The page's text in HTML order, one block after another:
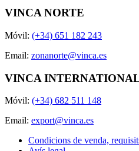
VINCA NORTE
Móvil: (+34) 651 182 243
Email: zonanorte@vinca.es
VINCA
Móvil: (+34) 682 511 148
Email: export@vinca.es
Condicions de venda,